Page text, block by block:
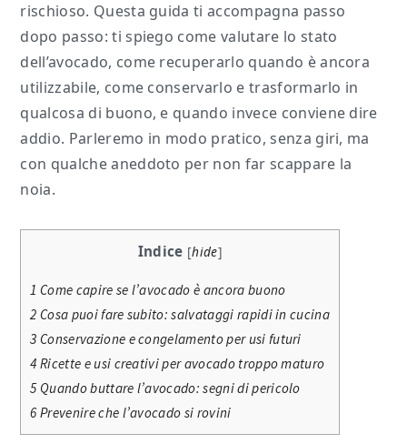
rischioso. Questa guida ti accompagna passo
dopo passo: ti spiego come valutare lo stato
dell’avocado, come recuperarlo quando è ancora
utilizzabile, come conservarlo e trasformarlo in
qualcosa di buono, e quando invece conviene dire
addio. Parleremo in modo pratico, senza giri, ma
con qualche aneddoto per non far scappare la
noia.
Indice [hide]
1 Come capire se l’avocado è ancora buono
2 Cosa puoi fare subito: salvataggi rapidi in cucina
3 Conservazione e congelamento per usi futuri
4 Ricette e usi creativi per avocado troppo maturo
5Quando buttare l’avocado: segni di pericolo
6Prevenire che l’avocado si rovini